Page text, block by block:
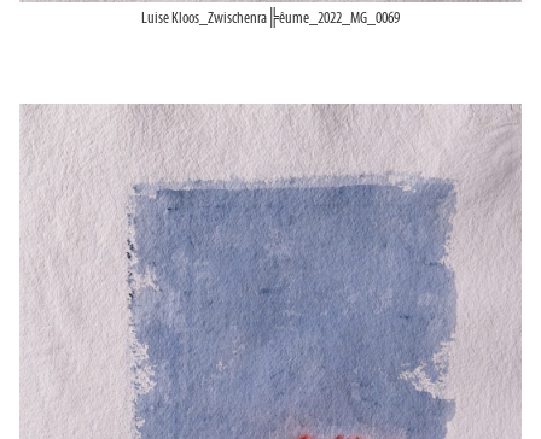
Luise Kloos_Zwischenra╠êume_2022_MG_0069